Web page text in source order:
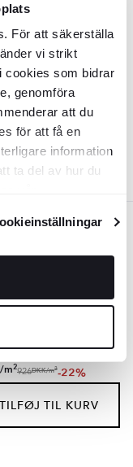
För att säkerställa
vi strikt
cookies som bidrar
genomföra
att du
för att få en
information
ta del av hur du
60x60 cm Tykkelse 20
/m2
926DKK/m2-22%
TIL KURV